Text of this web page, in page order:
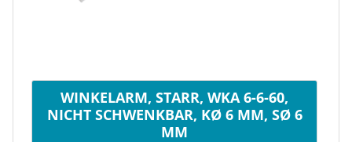
WINKELARM, STARR, WKA 6-6-60,
NICHT SCHWENKBAR, KØ 6 MM, SØ 6
MM